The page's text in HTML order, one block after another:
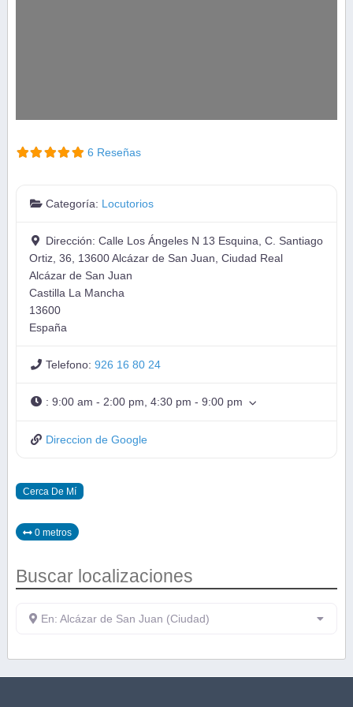
6 Reseñas
Categoría: Locutorios
Dirección:Calle Los Ángeles N 13 Esquina, C. Santiago
Ortiz, 36, 13600 Alcázar de San Juan, Ciudad Real
Alcázar de San Juan
Castilla La Mancha
13600
España
Telefono:926 16 80 24
:9:00 am - 2:00 pm, 4:30 pm - 9:00 pm
Direccion de Google
Cerca De Mí
0 metros
Buscar localizaciones
En: Alcázar de San Juan (Ciudad)